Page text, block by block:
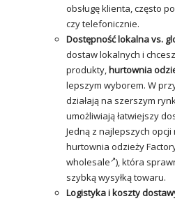
obsługę klienta, często
czy telefonicznie.
Dostępność lokalna vs.
dostaw lokalnych i
produkty,hurtownia
lepszym wyborem. W
działają na szerszym
umożliwiają łatwiejszy
Jedną z najlepszych
hurtownia odzieży
wholesale ), która
szybką wysyłką towaru.
Logistyka i koszty